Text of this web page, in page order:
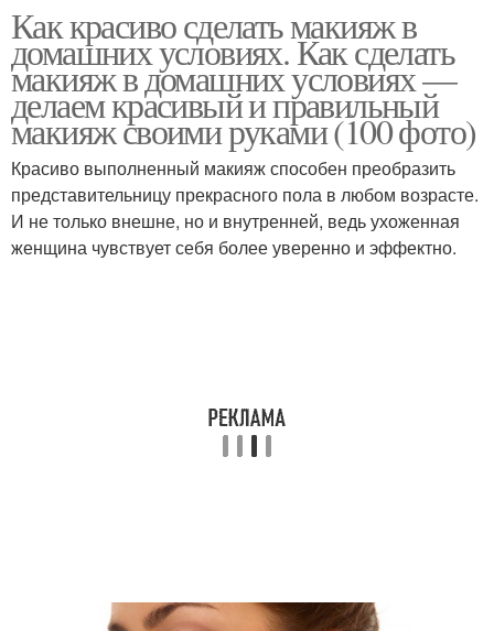
Как красиво сделать макияж в
домашних условиях. Как сделать
макияж в домашних условиях —
делаем красивый и правильный
макияж своими руками (100 фото)
Красиво выполненный макияж способен преобразить
представительницу прекрасного пола в любом возрасте.
И не только внешне, но и внутренней, ведь ухоженная
женщина чувствует себя более уверенно и эффектно.